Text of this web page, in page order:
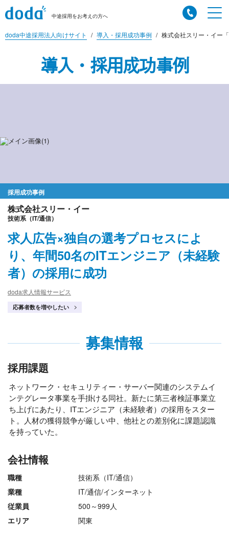
中途採用をお考えの方へ
doda中途採用法人向けサイト 導入・採用成功事例 株式会社スリー・イー
導入・採用成功事例
採用成功事例
株式会社スリー・イー
技術系（IT/通信）
求人広告×独自の選考プロセスによ
り、年間50名のITエンジニア（未経験
者）の採用に成功
doda求人情報サービス
応募者数を増やしたい
募集情報
採用課題
ネットワーク・セキュリティー・サーバー関連のシステムイ
ンテグレータ事業を手掛ける同社。新たに第三者検証事業立
ち上げにあたり、ITエンジニア（未経験者）の採用をスター
ト。人材の獲得競争が厳しい中、他社との差別化に課題認識
を持っていた。
会社情報
職種
技術系（IT/通信）
業種
IT/通信/インターネット
従業員
500～999人
エリア
関東